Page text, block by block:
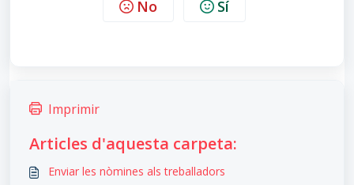
No Sí
Imprimir
Articles d'aquesta carpeta:
Enviar les nòmines als treballadors